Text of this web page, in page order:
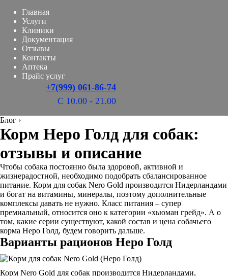
Главная
Услуги
Клиники
Документация
Отзывы
Контакты
Аптека
Прайс услуг
+7(999) 061-86-74
С 10.00 - 21.00
Блог ›
Корм Неро Голд для собак:
отзывы и описание
Чтобы собака постоянно была здоровой, активной и
жизнерадостной, необходимо подобрать сбалансированное
питание. Корм для собак Nero Gold производится Нидерландами
и богат на витамины, минералы, поэтому дополнительные
комплексы давать не нужно. Класс питания – супер
премиальный, относится оно к категории «хьюман грейд». А о
том, какие серии существуют, какой состав и цена собачьего
корма Неро Голд, будем говорить дальше.
Варианты рационов Неро Голд
Корм Nero Gold для собак производится Нидерландами,